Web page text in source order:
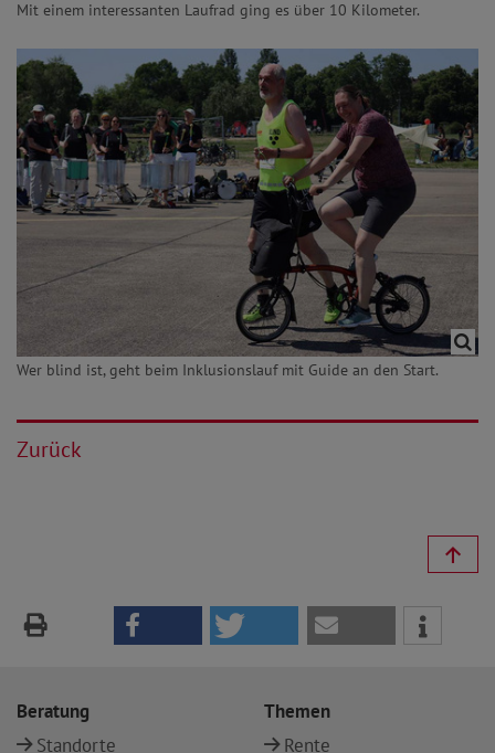
Mit einem interessanten Laufrad ging es über 10 Kilometer.
Wer blind ist, geht beim Inklusionslauf mit Guide an den Start.
Zurück
Beratung
Standorte
Themen
Rente